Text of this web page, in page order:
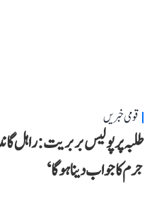
قومی خبریں
طلبہ پر پولیس بربریت: راہل
جرم کا جواب دینا ہوگا‘